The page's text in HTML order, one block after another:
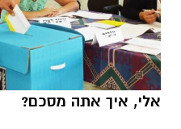
אלי, איך אתה מסכם?